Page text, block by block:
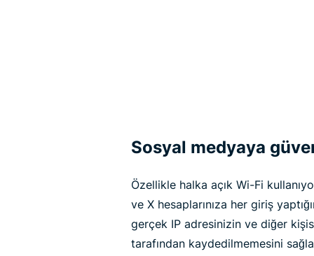
Sosyal medyaya
Özellikle halka açık Wi-Fi
ve X hesaplarınıza her giriş
gerçek IP adresinizin ve diğer
tarafından kaydedilmemesini